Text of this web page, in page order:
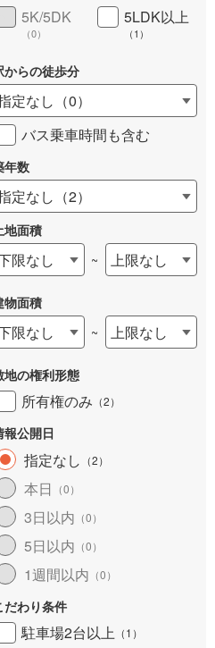
駅 徒歩61
成約でもらえる
2,390万円
建物面積 105.99m
4LDK
上越線 「渋川」駅 徒歩12分 他
土地
5K/5DK
（0）
5LDK以上
（1 ）
からの徒歩分
定なし （0）
バス乗車時間も含む
年数
定なし （2）
地面積
限なし ~ 上限なし
物面積
限なし ~ 上限なし
地の権利形態
所有権のみ （2）
報公開日
指定なし （2）
本日 （0）
3日以内 （0）
5日以内 （0）
1週間以内 （0）
だわり条件
駐車場2台以上 （1 ）